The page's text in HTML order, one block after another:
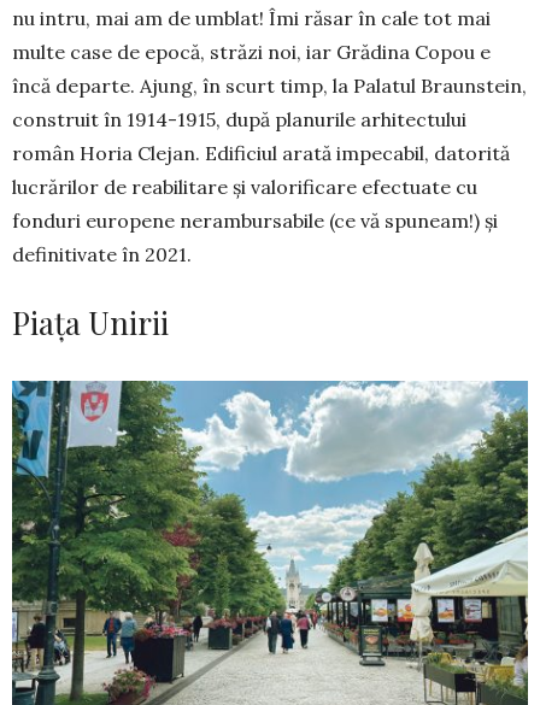
nu intru, mai am de umblat! Îmi răsar în cale tot mai
multe case de epocă, străzi noi, iar Grădina Copou e
încă departe. Ajung, în scurt timp, la Palatul Braunstein,
construit în 1914-1915, după planurile arhitectului
român Horia Clejan. Edificiul arată impecabil, datorită
lucrărilor de reabilitare și valorificare efectuate cu
fonduri europene nerambursabile (ce vă spuneam!) și
definitivate în 2021.
Piața Unirii